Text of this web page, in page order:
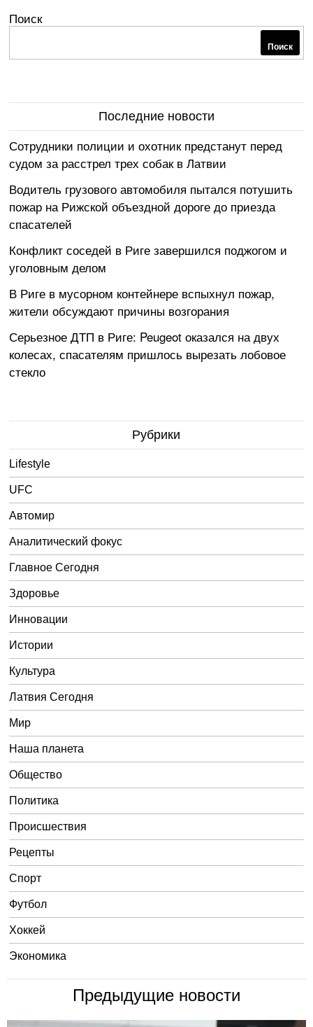
Поиск
Поиск
Последние новости
Сотрудники полиции и охотник предстанут перед
судом за расстрел трех собак в Латвии
Водитель грузового автомобиля пытался потушить
пожар на Рижской объездной дороге до приезда
спасателей
Конфликт соседей в Риге завершился поджогом и
уголовным делом
В Риге в мусорном контейнере вспыхнул пожар,
жители обсуждают причины возгорания
Серьезное ДТП в Риге: Peugeot оказался на двух
колесах, спасателям пришлось вырезать лобовое
стекло
Рубрики
Lifestyle
UFC
Автомир
Аналитический фокус
Главное Сегодня
Здоровье
Инновации
Истории
Культура
Латвия Сегодня
Мир
Наша планета
Общество
Политика
Происшествия
Рецепты
Спорт
Футбол
Хоккей
Экономика
Предыдущие новости